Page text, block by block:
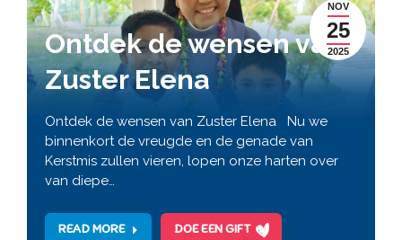
NOV
25
2025
Ontdek de wensen van
Zuster Elena
Ontdek de wensen van Zuster Elena Nu we
binnenkort de vreugde en de genade van
Kerstmis zullen vieren, lopen onze harten over
van diepe…
READ MORE DOE EEN GIFT